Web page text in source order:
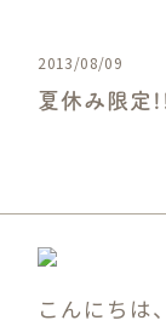
2013/08/09
夏休み限
こんにちは